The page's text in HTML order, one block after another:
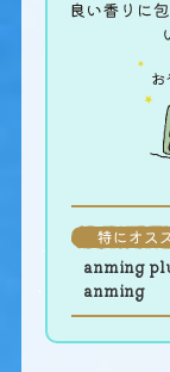
anming
anming